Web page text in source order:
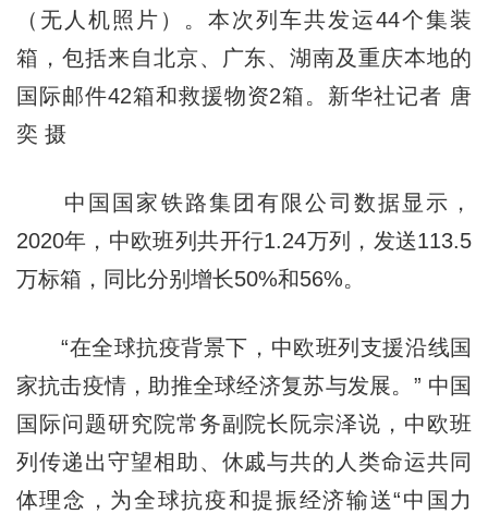
（无人机照片）。本次列车共发运44个集装
箱，包括来自北京、广东、湖南及重庆本地的
国际邮件42箱和救援物资2箱。新华社记者 唐
奕 摄
中国国家铁路集团有限公司数据显示，
2020年，中欧班列共开行1.24万列，发送113.5
万标箱，同比分别增长50%和56%。
“在全球抗疫背景下，中欧班列支援沿线国
家抗击疫情，助推全球经济复苏与发展。” 中国
国际问题研究院常务副院长阮宗泽说，中欧班
列传递出守望相助、休戚与共的人类命运共同
体理念，为全球抗疫和提振经济输送“中国力